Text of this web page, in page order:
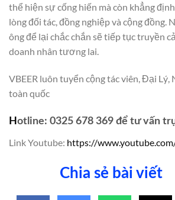
thể hiện sự cống hiến mà còn khẳng
lòng đối tác, đồng nghiệp và cộng đồng.
ông để lại chắc chắn sẽ tiếp tục truyền
doanh nhân tương lai.
VBEER luôn tuyển cộng tác viên, Đại Lý,
toàn quốc
H otline: 0325 678 369 để tư vấn
Link Youtube: https://
Chia sẻ bài viết